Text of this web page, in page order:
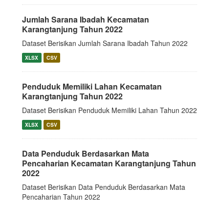
Jumlah Sarana Ibadah Kecamatan
Karangtanjung Tahun 2022
Dataset Berisikan Jumlah Sarana Ibadah Tahun 2022
XLSX CSV
Penduduk Memiliki Lahan Kecamatan
Karangtanjung Tahun 2022
Dataset Berisikan Penduduk Memiliki Lahan Tahun 2022
XLSX CSV
Data Penduduk Berdasarkan Mata
Pencaharian Kecamatan Karangtanjung Tahun
2022
Dataset Berisikan Data Penduduk Berdasarkan Mata
Pencaharian Tahun 2022